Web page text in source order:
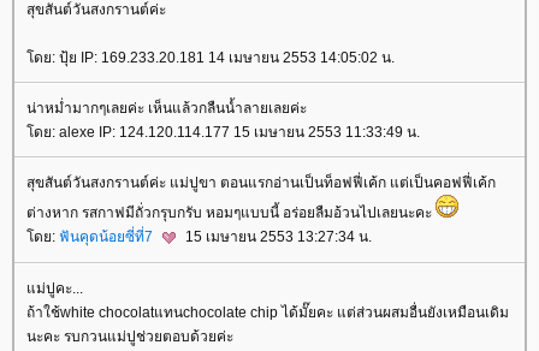
สุขสันต์วันสงกรานต์ค่ะ
ดย: ปุ้ย IP: 169.233.20.181 14 เมษายน 2553 14:05:02 น.
น่าหม่ำมากๆเลยค่ะ เห็นแล้วกลืนน้ำลายเลยค่ะ
ดย: alexe IP: 124.120.114.177 15 เมษายน 2553 11:33:49 น.
สุขสันต์วันสงกรานต์ค่ะ แม่ปูขา ตอนแรกอ่านเป็นท็อฟฟี่เค้ก แต่เป็นคอฟฟี่เค้ก
ต่างหาก รสกาฟมีถั่วกรุบกรับ หอมๆแบบนี้ อร่อยลืมอ้วนไปเลยนะคะ
ดย: ฟันคุดน้อยซี่ที่7 15 เมษายน 2553 13:27:34 น.
ม่ปูคะ...
ถ้าใช้white chocolatแทนchocolate chip ได้มั๊ยคะ แต่ส่วนผสมอื่นยังเหมือนเดิม
นะคะ รบกวนแม่ปูช่วยตอบด้วยค่ะ